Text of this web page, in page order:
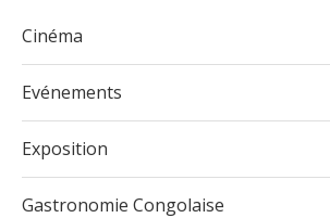
Cinéma
Evénements
Exposition
Gastronomie Congolaise